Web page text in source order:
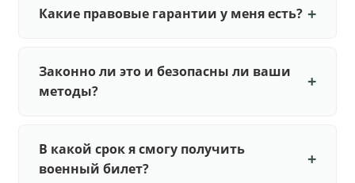
Какие правовые гарантии у меня есть?
Законно ли это и безопасны ли ваши
методы?
В какой срок я смогу получить
военный билет?